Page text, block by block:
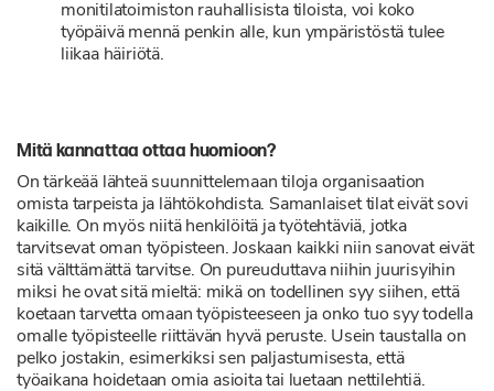
monitilatoimiston rauhallisista tiloista, voi koko
työpäivä mennä penkin alle, kun ympäristöstä tulee
liikaa häiriötä.
Mitä kannattaa ottaa huomioon?
On tärkeää lähteä suunnittelemaan tiloja organisaation
omista tarpeista ja lähtökohdista. Samanlaiset tilat eivät sovi
kaikille. On myös niitä henkilöitä ja työtehtäviä, jotka
tarvitsevat oman työpisteen. Joskaan kaikki niin sanovat eivät
sitä välttämättä tarvitse. On pureuduttava niihin juurisyihin
miksi he ovat sitä mieltä: mikä on todellinen syy siihen, että
koetaan tarvetta omaan työpisteeseen ja onko tuo syy todella
omalle työpisteelle riittävän hyvä peruste. Usein taustalla on
pelko jostakin, esimerkiksi sen paljastumisesta, että
työaikana hoidetaan omia asioita tai luetaan nettilehtiä.